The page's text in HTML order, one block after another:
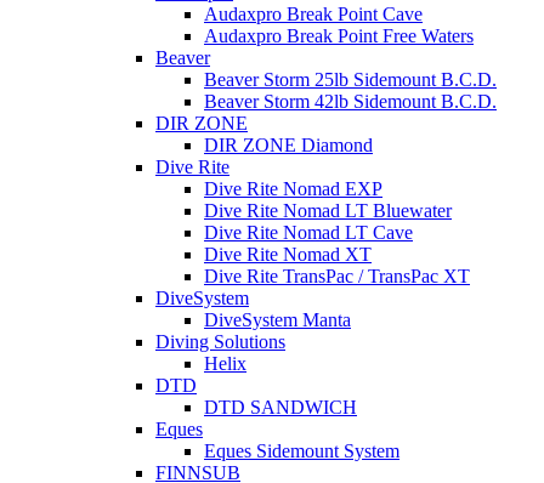
Audaxpro Break Point Cave
Audaxpro Break Point Free Waters
Beaver
Beaver Storm 25lb Sidemount B.C.D.
Beaver Storm 42lb Sidemount B.C.D.
DIR ZONE
DIR ZONE Diamond
Dive Rite
Dive Rite Nomad EXP
Dive Rite Nomad LT Bluewater
Dive Rite Nomad LT Cave
Dive Rite Nomad XT
Dive Rite TransPac / TransPac XT
DiveSystem
DiveSystem Manta
Diving Solutions
Helix
DTD
DTD SANDWICH
Eques
Eques Sidemount System
FINNSUB